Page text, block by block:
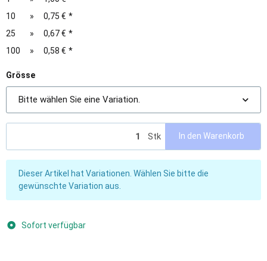
10
» 0,75 € *
25
» 0,67 € *
100
» 0,58 € *
Grösse
Bitte wählen Sie eine Variation.
Stk In den Warenkorb
xDieser Artikel hat Variationen. Wählen Sie bitte die
gewünschte Variation aus.
Sofort verfügbar